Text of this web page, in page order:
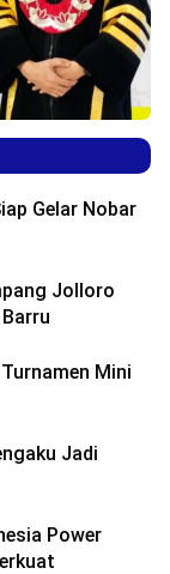
Gelar Nobar
Jolloro
Mini
Jadi
Power